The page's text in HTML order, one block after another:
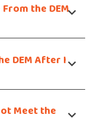
the DEM
DEM After I
Meet the